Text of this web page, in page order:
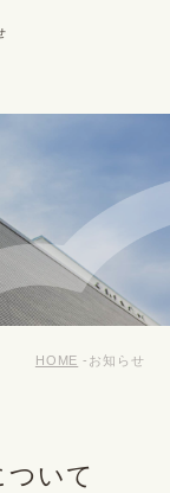
HOME お知らせ
いて